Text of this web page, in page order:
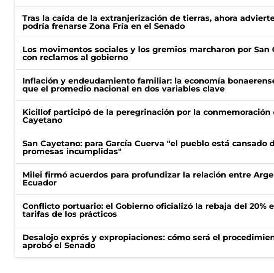
Tras la caída de la extranjerización de tierras, ahora
podría frenarse Zona Fría en el Senado
Los movimentos sociales y los gremios marcharon por San
con reclamos al gobierno
Inflación y endeudamiento familiar: la economía
que el promedio nacional en dos variables clave
Kicillof participó de la peregrinación por la conmemoración
Cayetano
San Cayetano: para García Cuerva "el pueblo está cansado
promesas incumplidas"
Milei firmó acuerdos para profundizar la relación entre
Ecuador
Conflicto portuario: el Gobierno oficializó la rebaja del 20%
tarifas de los prácticos
Desalojo exprés y expropiaciones: cómo será el
aprobó el Senado